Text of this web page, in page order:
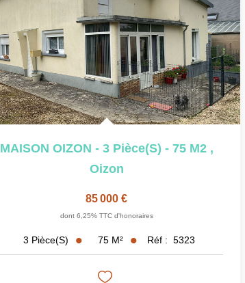
MAISON OIZON - 3 Pièce(s) - 75 M2 ,
Oizon
85 000 €
dont 6,25% TTC d'honoraires
3 Pièce(s) 75 M² Réf : 5323